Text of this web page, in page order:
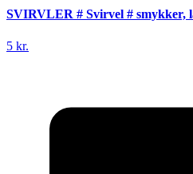
SVIRVLER # Svirvel # smykker,
5 kr.